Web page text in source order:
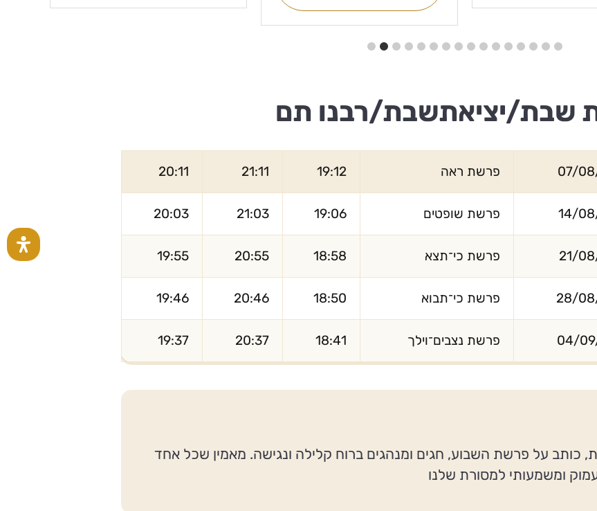
שבת/יציאתשבת/רבנו תם
07/ פרשת ראה 19:12
21:11
20:11
14/ פרשת שופטים 19:06
21:03
20:03
21/ פרשת כי־תצא 18:58
20:55
19:55
28/ פרשת כי־תבוא 18:50
20:46
19:46
04/ פרשת נצבים־וילך 18:41
20:37
19:37
כותב על פרשת השבוע, חגים ומנהגים ברוח קלילה ונגישה. מאמין שכל אחד
עמוק ומשמעותי למסורת שלנו